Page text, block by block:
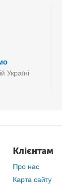
проста кнопка
Україні
Клієнтам
Про нас
Карта сайту